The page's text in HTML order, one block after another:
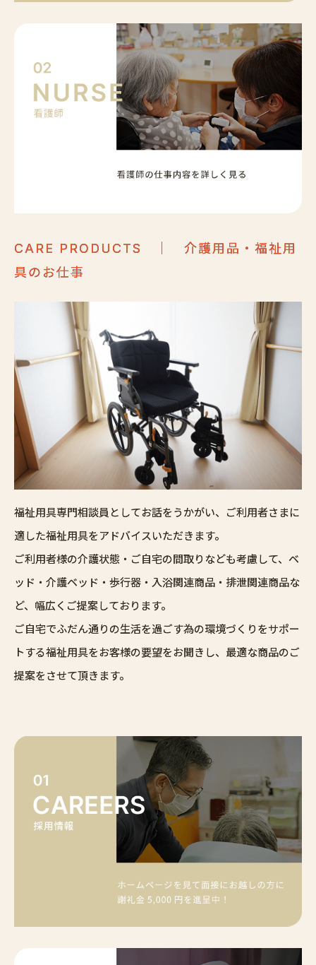
CARE PRODUCTS
｜ 介護用品・福祉用
具のお仕事
福祉用具専門相談員としてお話をうかがい、ご利用者さまに
適した福祉用具をアドバイスいただきます。
ご利用者様の介護状態・ご自宅の間取りなども考慮して、ベ
ッド・介護ベッド・歩行器・入浴関連商品・排泄関連商品な
ど、幅広くご提案しております。
ご自宅でふだん通りの生活を過ごす為の環境づくりをサポー
トする福祉用具をお客様の要望をお聞きし、最適な商品のご
提案をさせて頂きます。